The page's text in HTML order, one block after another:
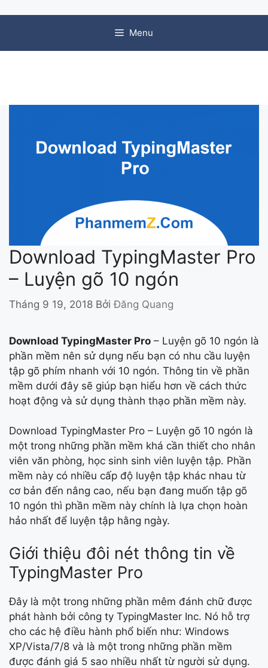
Menu
Download TypingMaster Pro
– Luyện gõ 10 ngón
Tháng 9 19, 2018 BởiĐăng Quang
Download TypingMaster Pro – Luyện gõ 10 ngón là
phần mềm nên sử dụng nếu bạn có nhu cầu luyện
tập gõ phím nhanh với 10 ngón. Thông tin về phần
mềm dưới đây sẽ giúp bạn hiểu hơn về cách thức
hoạt động và sử dụng thành thạo phần mềm này.
Download TypingMaster Pro – Luyện gõ 10 ngón là
một trong những phần mềm khá cần thiết cho nhân
viên văn phòng, học sinh sinh viên luyện tập. Phần
mềm này có nhiều cấp độ luyện tập khác nhau từ
cơ bản đến nâng cao, nếu bạn đang muốn tập gõ
10 ngón thì phần mềm này chính là lựa chọn hoàn
hảo nhất để luyện tập hằng ngày.
Giới thiệu đôi nét thông tin về
TypingMaster Pro
Đây là một trong những phần mêm đánh chữ được
phát hành bởi công ty TypingMaster Inc. Nó hỗ trợ
cho các hệ điều hành phổ biến như: Windows
XP/Vista/7/8 và là một trong những phần mềm
được đánh giá 5 sao nhiều nhất từ người sử dụng.